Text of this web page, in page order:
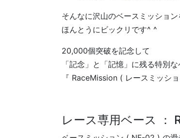
そんなに沢山のベースミッショ
ほんとうにビックリです^ ^
20,000個突破を記念して
「記念」と「記憶」に残る特別
『 RaceMission ( レースミッシ
レース専用ベース ：